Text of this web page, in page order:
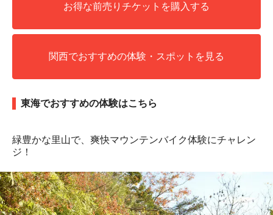
お得な前売りチケットを購入する
関西でおすすめの体験・スポットを見る
東海でおすすめの体験はこちら
緑豊かな里山で、爽快マウンテンバイク体験にチャレン
ジ！